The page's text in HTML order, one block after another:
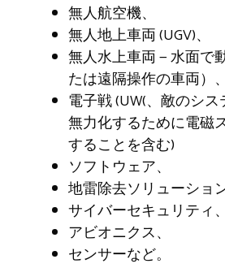
無人航空機、
無人地上車両 (UGV)、
無人水上車両 — 水面で
たは遠隔操作の車両）、
電子戦 (UW(、敵のシ
無力化するために電磁
することを含む)
ソフトウェア、
地雷除去ソリューション
サイバーセキュリティ、
アビオニクス、
センサーなど。